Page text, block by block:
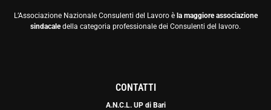
L’Associazione Nazionale Consulenti del Lavoro èla maggiore associazione
sindacaledella categoria professionale dei Consulenti del lavoro.
CONTATTI
A.N.C.L. UP di Bari